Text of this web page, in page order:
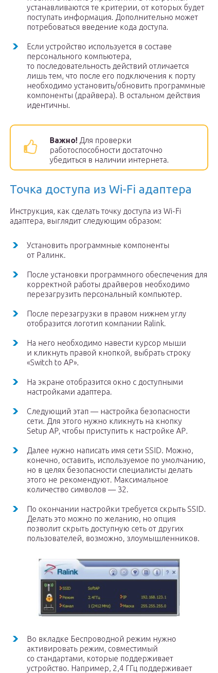
устанавливаются те критерии, от которых будет
поступать информация. Дополнительно может
потребоваться введение кода доступа.
Если устройство используется в составе
персонального компьютера,
то последовательность действий отличается
лишь тем, что после его подключения к порту
необходимо установить/обновить программные
компоненты (драйвера). В остальном действия
идентичны.
Важно! Для проверки
работоспособности достаточно
убедиться в наличии интернета.
Точка доступа из Wi-Fi адаптера
Инструкция, как сделать точку доступа из Wi-Fi
адаптера, выглядит следующим образом:
Установить программные компоненты
от Ралинк.
После установки программного обеспечения для
корректной работы драйверов необходимо
перезагрузить персональный компьютер.
После перезагрузки в правом нижнем углу
отобразится логотип компании Ralink.
На него необходимо навести курсор мыши
и кликнуть правой кнопкой, выбрать строку
«Switch to AP».
На экране отобразится окно с доступными
настройками адаптера.
Следующий этап — настройка безопасности
сети. Для этого нужно кликнуть на кнопку
Setup AP, чтобы приступить к настройке АР.
Далее нужно написать имя сети SSID. Можно,
конечно, оставить, используемое по умолчанию,
но в целях безопасности специалисты делать
этого не рекомендуют. Максимальное
количество символов — 32.
По окончании настройки требуется скрыть SSID.
Делать это можно по желанию, но опция
позволит скрыть доступную сеть от других
пользователей, возможно, злоумышленников.
Во вкладке Беспроводной режим нужно
активировать режим, совместимый
со стандартами, которые поддерживает
устройство. Например, 2,4 ГГц поддерживает